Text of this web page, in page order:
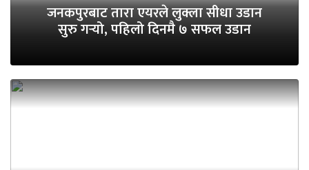
जनकपुरबाट तारा एयरले लुक्ला सीधा उडान
सुरु गर्‍यो, पहिलो दिनमै ७ सफल उडान